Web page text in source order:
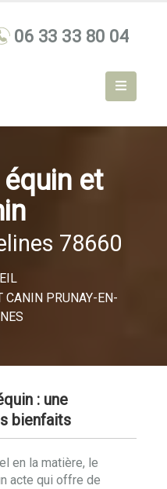
et
78660
CANIN PRUNAY-EN-
: une
bienfaits
en la matière, le
acte qui offre de